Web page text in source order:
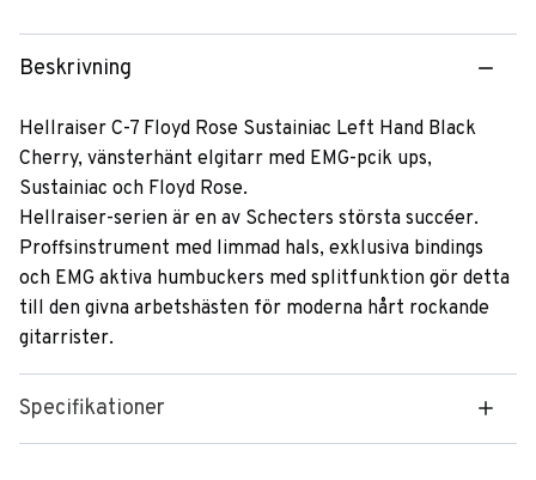
Beskrivning
Hellraiser C-7 Floyd Rose Sustainiac Left Hand Black
Cherry, vänsterhänt elgitarr med EMG-pcik ups,
Sustainiac och Floyd Rose.
Hellraiser-serien är en av Schecters största succéer.
Proffsinstrument med limmad hals, exklusiva bindings
och EMG aktiva humbuckers med splitfunktion gör detta
till den givna arbetshästen för moderna hårt rockande
gitarrister.
Specifikationer